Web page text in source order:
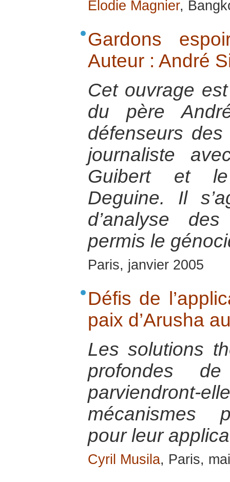
Élodie Magnier,
Gardons
Auteur : André
Cet ouvrage
du père
défenseurs
journaliste
Guibert et le
Deguine. Il
d’analyse
permis le
Paris, janvier 2005
Défis de
paix d’Arusha
Les solutions
profondes
mécanismes
pour leur
Cyril Musila, Paris,